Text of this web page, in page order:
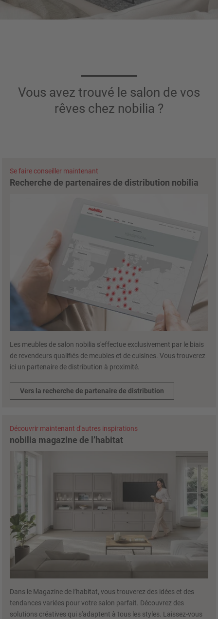
Vous avez trouvé le salon de vos
rêves chez nobilia ?
Se faire conseiller maintenant
Recherche de partenaires de distribution nobilia
Les meubles de salon nobilia s'effectue exclusivement par le biais
de revendeurs qualifiés de meubles et de cuisines. Vous trouverez
ici un partenaire de distribution à proximité.
Vers la recherche de partenaire de distribution
Découvrir maintenant d'autres inspirations
nobilia magazine de l’habitat
Dans le Magazine de l’habitat, vous trouverez des idées et des
tendances variées pour votre salon parfait. Découvrez des
solutions créatives qui s'adaptent à tous les styles. Laissez-vous